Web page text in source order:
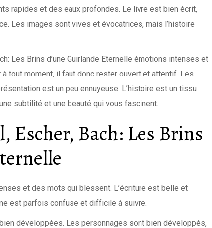
rapides et des eaux profondes. Le livre est bien écrit,
Les images sont vives et évocatrices, mais l’histoire
Les Brins d’une Guirlande Eternelle émotions intenses et
tout moment, il faut donc rester ouvert et attentif. Les
est un peu ennuyeuse. L’histoire est un tissu
subtilité et une beauté qui vous fascinent.
Escher, Bach: Les Brins
et des mots qui blessent. L’écriture est belle et
est parfois confuse et difficile à suivre.
développées. Les personnages sont bien développés,